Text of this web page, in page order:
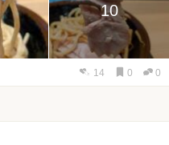
10
14 0 0